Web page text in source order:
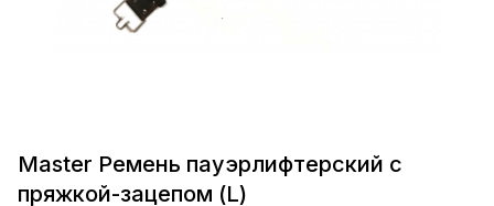
Master Ремень пауэрлифтерский с
пряжкой-зацепом (L)